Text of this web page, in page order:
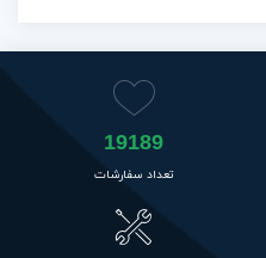
19189
تعداد سفارشات